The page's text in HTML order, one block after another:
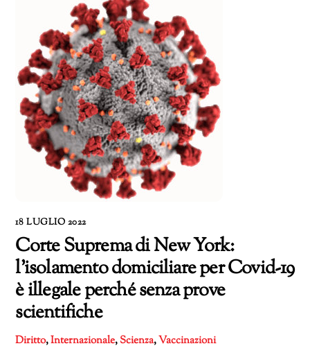
18 LUGLIO 2022
Corte Suprema di New York:
l’isolamento domiciliare per Covid-19
è illegale perché senza prove
scientifiche
Diritto,Internazionale,Scienza,Vaccinazioni